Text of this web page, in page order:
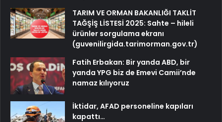
TARIM VE ORMAN BAKANLIĞI TAKLİT
TAĞŞİŞ LİSTESİ 2025: Sahte – hileli
ürünler sorgulama ekranı
(guvenilirgida.tarimorman.gov.tr)
Fatih Erbakan: Bir yanda ABD, bir
yanda YPG biz de Emevi Camii’nde
namaz kılıyoruz
İktidar, AFAD personeline kapıları
kapattı…